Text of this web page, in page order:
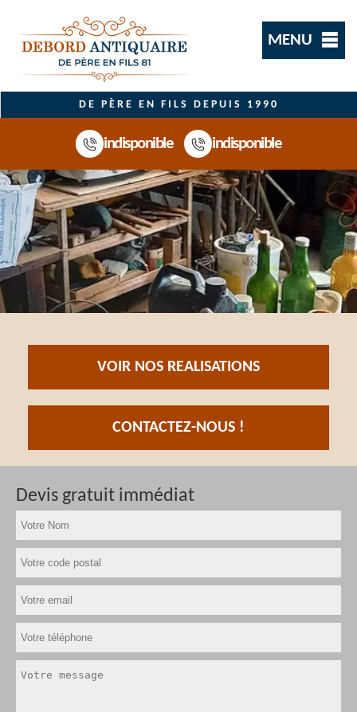
MENU
DE PÈRE EN FILS DEPUIS 1990
indisponible indisponible
VOIR NOS REALISATIONS
CONTACTEZ-NOUS !
Devis gratuit immédiat